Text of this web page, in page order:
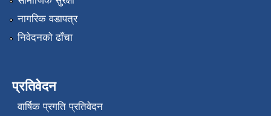
नागरिक वडापत्र
निवेदनको ढाँचा
प्रतिवेदन
वार्षिक प्रगति प्रतिवेदन